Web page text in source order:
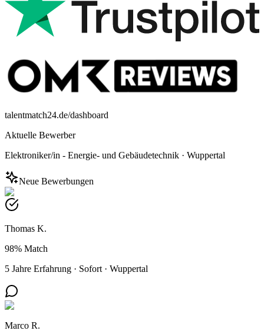
talentmatch24.de/dashboard
Aktuelle Bewerber
Elektroniker/in - Energie- und Gebäudetechnik · Wuppertal
Neue Bewerbungen
Thomas K.
98% Match
5 Jahre Erfahrung · Sofort · Wuppertal
Marco R.